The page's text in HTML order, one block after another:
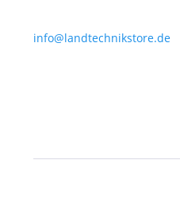
info@landtechnikstore.de